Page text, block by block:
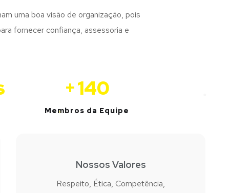
uma boa visão de organização, pois
fornecer confiança, assessoria e
+140
Membros da Equipe
Nossos Valores
Respeito, Ética, Competência,